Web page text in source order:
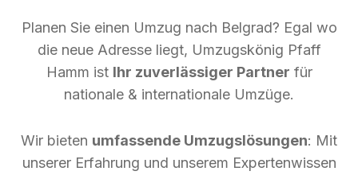
Planen Sie einen Umzug nach Belgrad? Egal wo
die neue Adresse liegt, Umzugskönig Pfaff
Hamm ist Ihr zuverlässiger Partner für
nationale & internationale Umzüge.
Wir bieten umfassende Umzugslösungen: Mit
unserer Erfahrung und unserem Expertenwissen